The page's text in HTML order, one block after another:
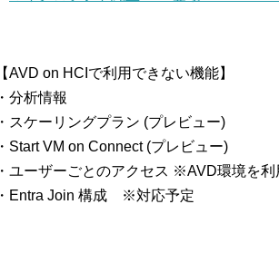
【AVD on HCIで利用できない機能】
・分析情報
・スケーリングプラン (プレビュー)
・Start VM on Connect (プレビュー)
・ユーザーごとのアクセス ※AVD環境を
・Entra Join 構成 ※対応予定